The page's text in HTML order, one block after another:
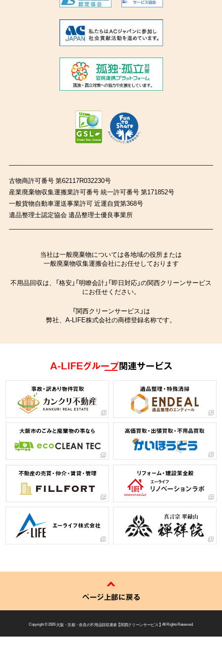
古物商許可番号 第62117R032230号
産業廃棄物収集運搬業許可番号 統一許可番号 第171852号
一般貨物自動車運送事業許可 近運自貨第368号
遺品整理士認定協会 遺品整理士優良事業所
当社は一般廃棄物については各地域の役所または
一般廃棄物収集運搬会社にお任せしております
不用品回収は、「格安」「明瞭会計」「即日対応」の関西クリーンサービス
にお任せください。
「関西クリーンサービス」は
弊社、A-LIFE株式会社の商標登録名称です。
A-LIFEグループ関連サービス
ページ上部に戻る
Copyright © 2026大阪・京都・奈良の不用品回収業者 【 関西クリーンサービス 】 All Rights Reserved.